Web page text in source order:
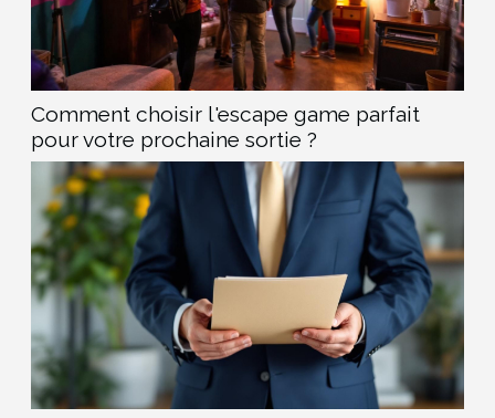
Comment choisir l'escape game parfait
pour votre prochaine sortie ?